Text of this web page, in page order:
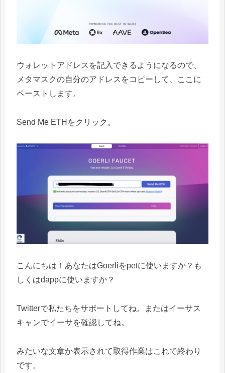
ウォレットアドレスを記入できるようになるので、
メタマスクの自分のアドレスをコピーして、ここに
ペーストします。
Send Me ETHをクリック。
こんにちは！あなたはGoerliをpetに使いますか？も
しくはdappに使いますか？
Twitterで私たちをサポートしてね。またはイーサス
キャンでイーサを確認してね。
みたいな文章か表示されて取得作業はこれで終わり
です。